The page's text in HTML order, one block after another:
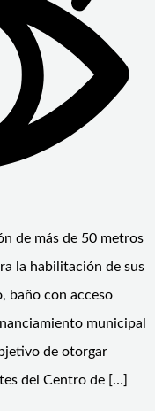
de más de 50 metros
la habilitación de sus
baño con acceso
municipal
de otorgar
del Centro de […]